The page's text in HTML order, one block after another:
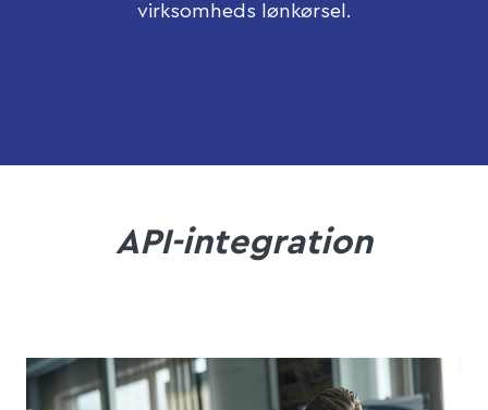
virksomheds lønkørsel.
API-integration